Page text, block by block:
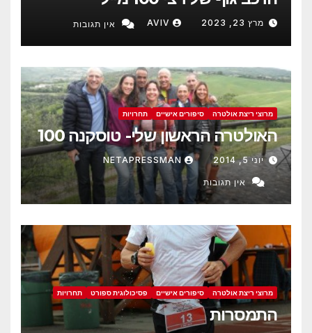
מרץ 23, 2023 AVIV אין תגובות
מרוצי ריצת אולטרה סיפורים אישיים תחרויות
האולטרה הראשון שלי- טוסקנה 100
יוני 5, 2014 NETAPRESSMAN
אין תגובות
מרוצי ריצת אולטרה סיפורים אישיים פסיכולוגית ספורט תחרויות
התמסרות